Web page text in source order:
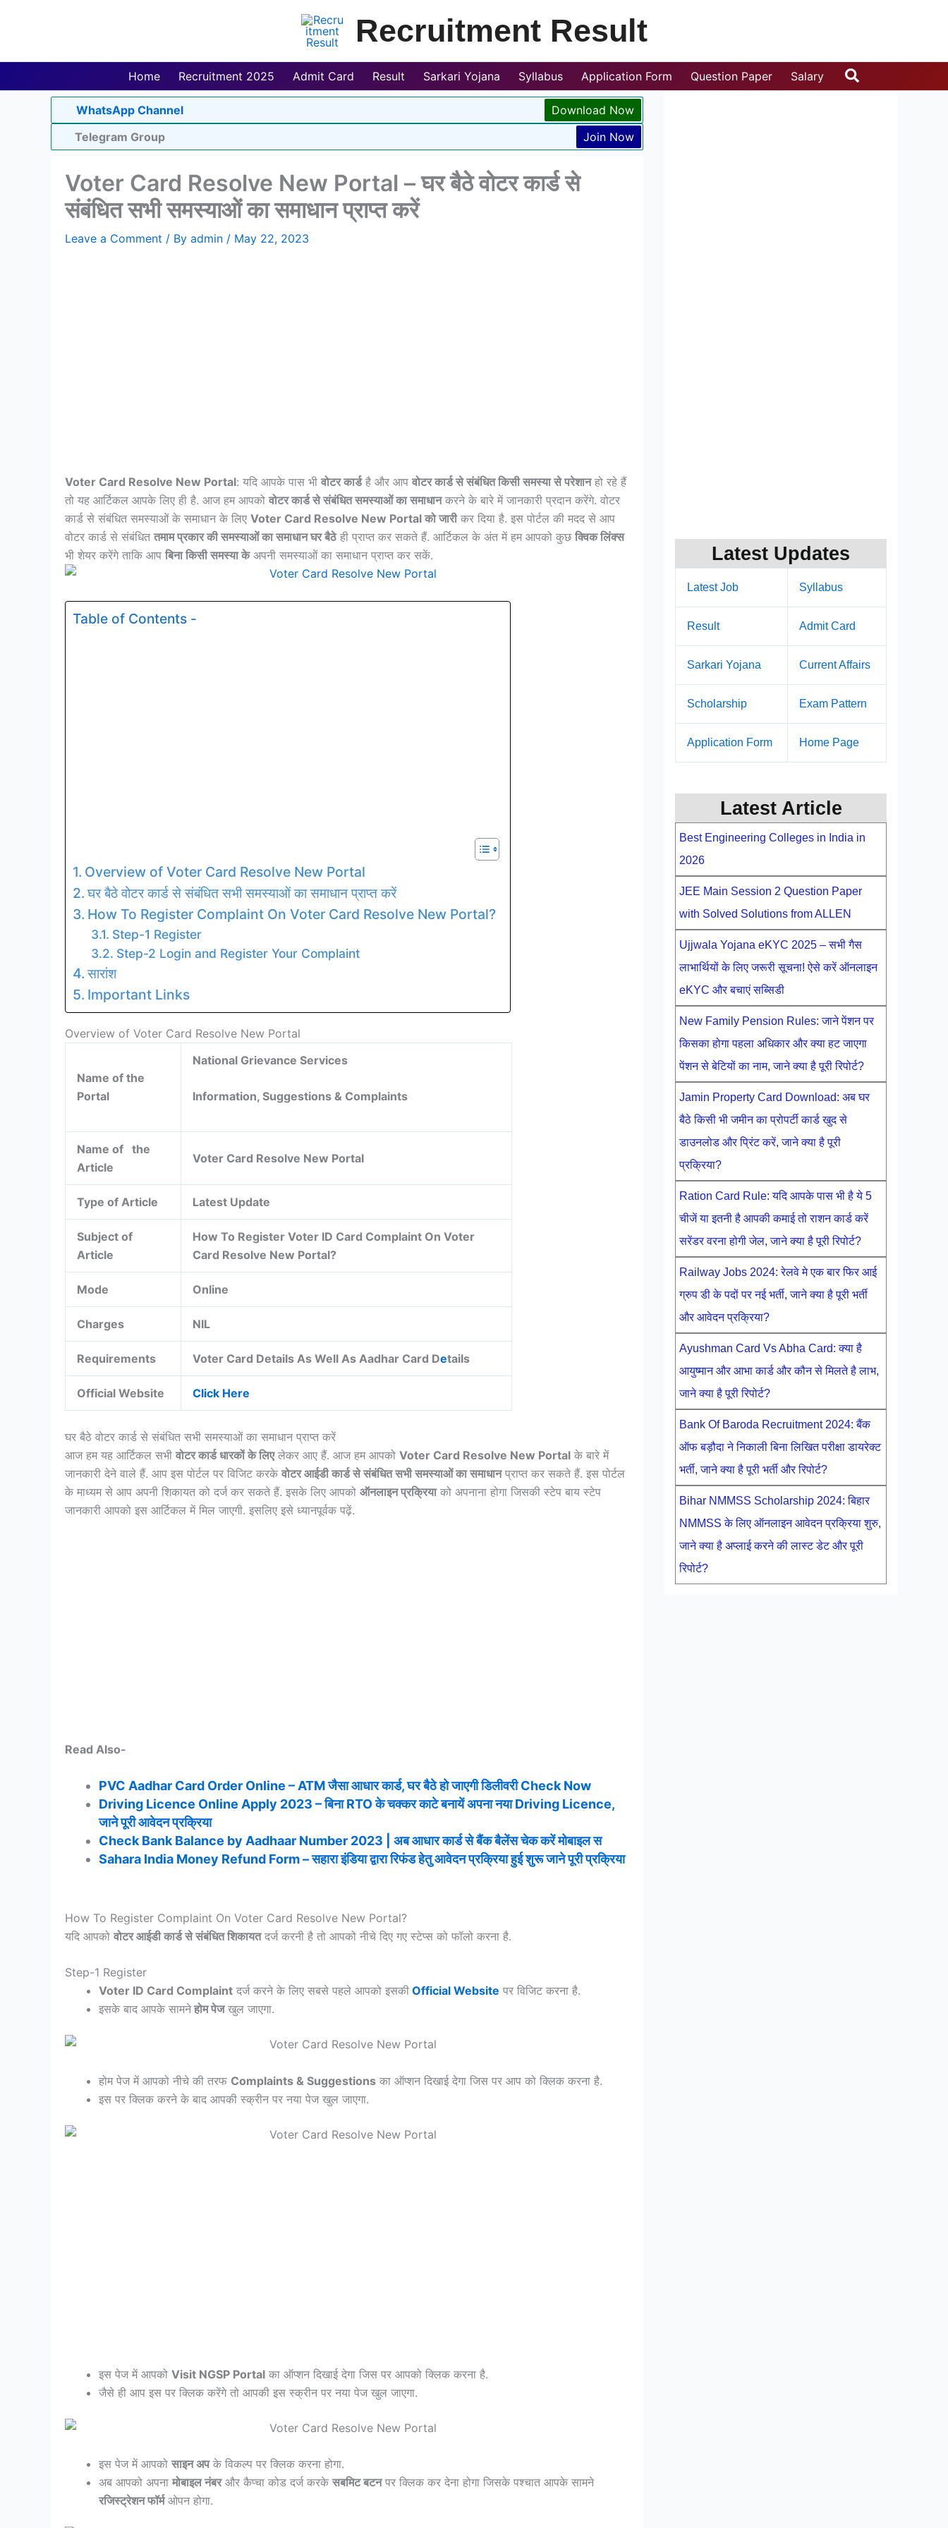
Recruitment Result
Home Recruitment 2025 Admit Card Result Sarkari Yojana Syllabus Application Form Question Paper Salary Search
WhatsApp Channel
Download Now
Telegram Group
Join Now
Voter Card Resolve New Portal – घर बैठे वोटर कार्ड से
संबंधित सभी समस्याओं का समाधान प्राप्त करें
Leave a Comment / By admin / May 22, 2023
Voter Card Resolve New Portal: यदि आपके पास भी वोटर कार्डहै और आप वोटर कार्ड से संबंधित किसी समस्या से परेशानहो रहे हैं
तो यह आर्टिकल आपके लिए ही है. आज हम आपको वोटर कार्ड से संबंधित समस्याओं का समाधानकरने के बारे में जानकारी प्रदान करेंगे. वोटर
कार्ड से संबंधित समस्याओं के समाधान के लिए Voter Card Resolve New Portal को जारीकर दिया है. इस पोर्टल की मदद से आप
वोटर कार्ड से संबंधित तमाम प्रकार की समस्याओं का समाधान घर बैठेही प्राप्त कर सकते हैं. आर्टिकल के अंत में हम आपको कुछ क्विक लिंक्स
भी शेयर करेंगे ताकि आप बिना किसी समस्या केअपनी समस्याओं का समाधान प्राप्त कर सकें.
Table of Contents -
Overview of Voter Card Resolve New Portal
घर बैठे वोटर कार्ड से संबंधित सभी समस्याओं का समाधान प्राप्त करें
How To Register Complaint On Voter Card Resolve New Portal?
Step-1 Register
Step-2 Login and Register Your Complaint
सारांश
Important Links
Overview of Voter Card Resolve New Portal
Name of the
Portal
National Grievance Services
Information, Suggestions & Complaints
Name of the
Article
Voter Card Resolve New Portal
Type of Article Latest Update
Subject of
Article
How To Register Voter ID Card Complaint On Voter
Card Resolve New Portal?
Mode Online
Charges NIL
Requirements Voter Card Details As Well As Aadhar Card Details
Official Website Click Here
घर बैठे वोटर कार्ड से संबंधित सभी समस्याओं का समाधान प्राप्त करें
आज हम यह आर्टिकल सभी वोटर कार्ड धारकों के लिएलेकर आए हैं. आज हम आपको Voter Card Resolve New Portal के बारे में
जानकारी देने वाले हैं. आप इस पोर्टल पर विजिट करके वोटर आईडी कार्ड से संबंधित सभी समस्याओं का समाधानप्राप्त कर सकते हैं. इस पोर्टल
के माध्यम से आप अपनी शिकायत को दर्ज कर सकते हैं. इसके लिए आपको ऑनलाइन प्रक्रियाको अपनाना होगा जिसकी स्टेप बाय स्टेप
जानकारी आपको इस आर्टिकल में मिल जाएगी. इसलिए इसे ध्यानपूर्वक पढ़ें.
Read Also-
PVC Aadhar Card Order Online – ATM जैसा आधार कार्ड, घर बैठे हो जाएगी डिलीवरी Check Now
Driving Licence Online Apply 2023 – बिना RTO के चक्कर काटे बनायें अपना नया Driving Licence,
जाने पूरी आवेदन प्रक्रिया
Check Bank Balance by Aadhaar Number 2023 | अब आधार कार्ड से बैंक बैलेंस चेक करें मोबाइल स
Sahara India Money Refund Form – सहारा इंडिया द्वारा रिफंड हेतु आवेदन प्रक्रिया हुई शुरू जाने पूरी प्रक्रिया
How To Register Complaint On Voter Card Resolve New Portal?
यदि आपको वोटर आईडी कार्ड से संबंधित शिकायतदर्ज करनी है तो आपको नीचे दिए गए स्टेप्स को फॉलो करना है.
Step-1 Register
Voter ID Card Complaint दर्ज करने के लिए सबसे पहले आपको इसकी Official Website पर विजिट करना है.
इसके बाद आपके सामनेहोम पेजखुल जाएगा.
होम पेज में आपको नीचे की तरफ Complaints & Suggestions का ऑप्शन दिखाई देगा जिस पर आप को क्लिक करना है.
इस पर क्लिक करने के बाद आपकी स्क्रीन पर नया पेज खुल जाएगा.
इस पेज में आपको Visit NGSP Portal का ऑप्शन दिखाई देगा जिस पर आपको क्लिक करना है.
जैसे ही आप इस पर क्लिक करेंगे तो आपकी इस स्क्रीन पर नया पेज खुल जाएगा.
इस पेज में आपको साइन अपके विकल्प पर क्लिक करना होगा.
अब आपको अपना मोबाइल नंबरऔर कैप्चा कोड दर्ज करके सबमिट बटनपर क्लिक कर देना होगा जिसके पश्चात आपके सामने
रजिस्ट्रेशन फॉर्मओपन होगा.
Latest Updates
Latest Job Syllabus
Result Admit Card
Sarkari Yojana Current Affairs
Scholarship Exam Pattern
Application Form Home Page
Latest Article
Best Engineering Colleges in India in
2026
JEE Main Session 2 Question Paper
with Solved Solutions from ALLEN
Ujjwala Yojana eKYC 2025 – सभी गैस
लाभार्थियों के लिए जरूरी सूचना! ऐसे करें ऑनलाइन
eKYC और बचाएं सब्सिडी
New Family Pension Rules: जाने पेंशन पर
किसका होगा पहला अधिकार और क्या हट जाएगा
पेंशन से बेटियों का नाम, जाने क्या है पूरी रिपोर्ट?
Jamin Property Card Download: अब घर
बैठे किसी भी जमीन का प्रोपर्टी कार्ड खुद से
डाउनलोड और प्रिंट करें, जाने क्या है पूरी
प्रक्रिया?
Ration Card Rule: यदि आपके पास भी है ये 5
चीजें या इतनी है आपकी कमाई तो राशन कार्ड करें
सरेंडर वरना होगी जेल, जाने क्या है पूरी रिपोर्ट?
Railway Jobs 2024: रेलवे मे एक बार फिर आई
ग्रुप डी के पदों पर नई भर्ती, जाने क्या है पूरी भर्ती
और आवेदन प्रक्रिया?
Ayushman Card Vs Abha Card: क्या है
आयुष्मान और आभा कार्ड और कौन से मिलते है लाभ,
जाने क्या है पूरी रिपोर्ट?
Bank Of Baroda Recruitment 2024: बैंक
ऑफ बड़ौदा ने निकाली बिना लिखित परीक्षा डायरेक्ट
भर्ती, जाने क्या है पूरी भर्ती और रिपोर्ट?
Bihar NMMSS Scholarship 2024: बिहार
NMMSS के लिए ऑनलाइन आवेदन प्रक्रिया शुरु,
जाने क्या है अप्लाई करने की लास्ट डेट और पूरी
रिपोर्ट?